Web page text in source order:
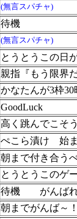
(無言スパチャ)
待機
(無言スパチャ)
とうとうこの日
親指『もう限界
かなたんが3枠
GoodLuck
高く跳んでこそ
ぺこら漬け 始
朝まで付き合う
とうとうこのゲ
待機
がんば
朝までがんば～！